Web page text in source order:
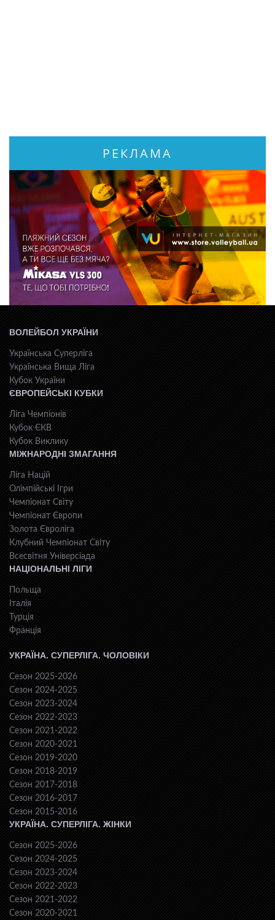
РЕКЛАМА
ВОЛЕЙБОЛ УКРАЇНИ
Українська Суперліга
Українська Вища Ліга
Кубок України
ЄВРОПЕЙСЬКІ КУБКИ
Ліга Чемпіонів
Кубок ЄКВ
Кубок Виклику
МІЖНАРОДНІ ЗМАГАННЯ
Ліга Націй
Олімпійські Ігри
Чемпіонат Світу
Чемпіонат Європи
Золота Євроліга
Клубний Чемпіонат Світу
Всесвiтня Унiверсiaда
НАЦІОНАЛЬНІ ЛІГИ
Польща
Італія
Турція
Франція
УКРАЇНА. СУПЕРЛІГА. ЧОЛОВІКИ
Сезон 2025-2026
Сезон 2024-2025
Сезон 2023-2024
Сезон 2022-2023
Сезон 2021-2022
Сезон 2020-2021
Сезон 2019-2020
Сезон 2018-2019
Сезон 2017-2018
Сезон 2016-2017
Сезон 2015-2016
УКРАЇНА. СУПЕРЛІГА. ЖІНКИ
Сезон 2025-2026
Сезон 2024-2025
Сезон 2023-2024
Сезон 2022-2023
Сезон 2021-2022
Сезон 2020-2021